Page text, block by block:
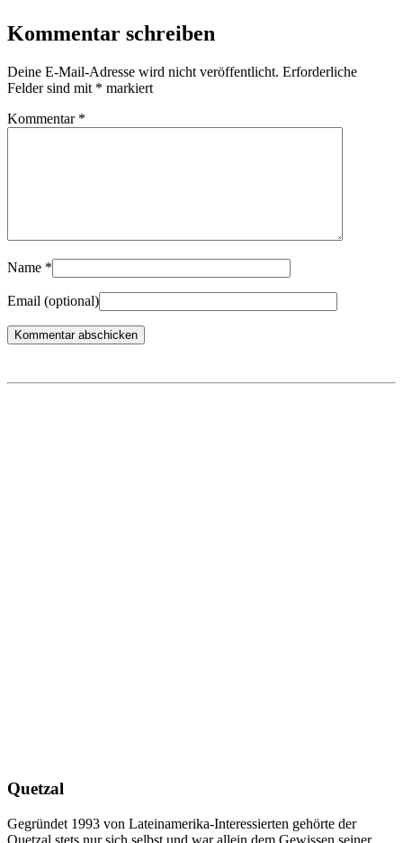
Kommentar schreiben
Deine E-Mail-Adresse wird nicht veröffentlicht. Erforderliche
Felder sind mit * markiert
Kommentar *
Name *
Email (optional)
Quetzal
Gegründet 1993 von Lateinamerika-Interessierten gehörte der
Quetzal stets nur sich selbst und war allein dem Gewissen seiner